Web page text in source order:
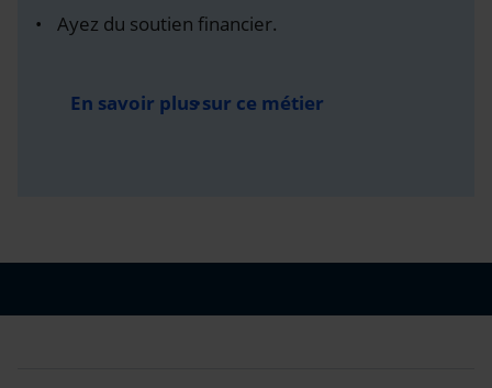
Ayez du soutien financier.
En savoir plus sur ce métier